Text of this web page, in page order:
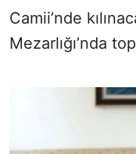
Camii’nde
Mezarlığı’nda